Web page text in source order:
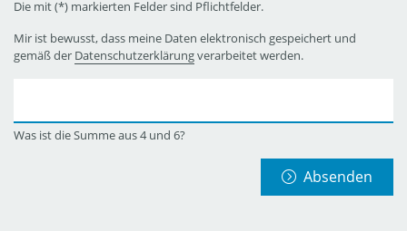
Die mit (*) markierten Felder sind Pflichtfelder.
Mir ist bewusst, dass meine Daten elektronisch gespeichert und
gemäß der Datenschutzerklärungverarbeitet werden.
Was ist die Summe aus 4 und 6?
Absenden